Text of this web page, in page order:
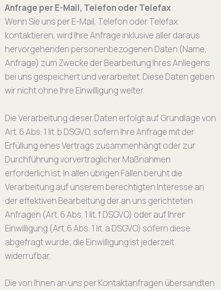
Anfrage per E-Mail, Telefon oder Telefax
Wenn Sie uns per E-Mail, Telefon oder Telefax
kontaktieren, wird Ihre Anfrage inklusive aller daraus
hervorgehenden personenbezogenen Daten (Name,
Anfrage) zum Zwecke der Bearbeitung Ihres Anliegens
bei uns gespeichert und verarbeitet. Diese Daten geben
wir nicht ohne Ihre Einwilligung weiter.
Die Verarbeitung dieser Daten erfolgt auf Grundlage von
Art. 6 Abs. 1 lit. b DSGVO, sofern Ihre Anfrage mit der
Erfüllung eines Vertrags zusammenhängt oder zur
Durchführung vorvertraglicher Maßnahmen
erforderlich ist. In allen übrigen Fällen beruht die
Verarbeitung auf unserem berechtigten Interesse an
der effektiven Bearbeitung der an uns gerichteten
Anfragen (Art. 6 Abs. 1 lit. f DSGVO) oder auf Ihrer
Einwilligung (Art. 6 Abs. 1 lit. a DSGVO) sofern diese
abgefragt wurde; die Einwilligung ist jederzeit
widerrufbar.
Die von Ihnen an uns per Kontaktanfragen übersandten